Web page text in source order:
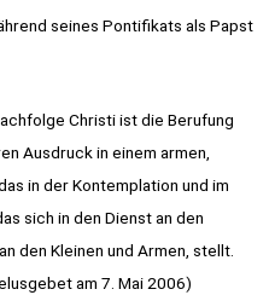
seines Pontifikats als Papst
Christi ist die Berufung
Ausdruck in einem armen,
in der Kontemplation und im
sich in den Dienst an den
den Kleinen und Armen, stellt.
am 7. Mai 2006)